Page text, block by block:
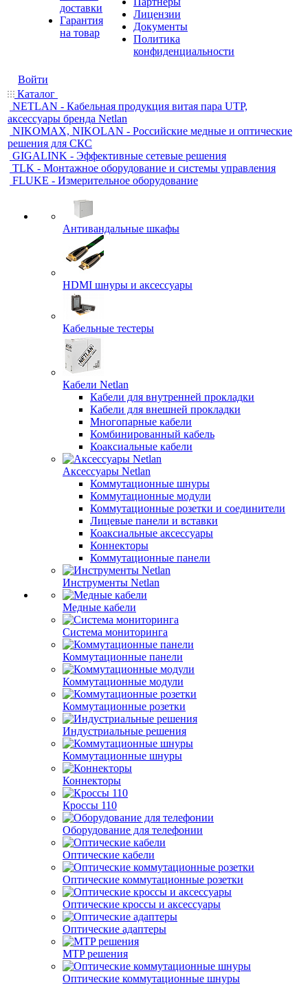
доставки
Гарантия
на товар
Лицензии
Документы
Политика
конфиденциальности
Войти
Каталог
NETLAN - Кабельная продукция витая пара UTP,
аксессуары бренда Netlan
NIKOMAX, NIKOLAN - Российские медные и оптические
решения для СКС
GIGALINK - Эффективные сетевые решения
TLK - Монтажное оборудование и системы управления
FLUKE - Измерительное оборудование
Антивандальные шкафы
HDMI шнуры и аксессуары
Кабельные тестеры
Кабели Netlan
Кабели для внутренней прокладки
Кабели для внешней прокладки
Многопарные кабели
Комбинированный кабель
Коаксиальные кабели
Аксессуары Netlan
Коммутационные шнуры
Коммутационные модули
Коммутационные розетки и соединители
Лицевые панели и вставки
Коаксиальные аксессуары
Коннекторы
Коммутационные панели
Инструменты Netlan
Медные кабели
Система мониторинга
Коммутационные панели
Коммутационные модули
Коммутационные розетки
Индустриальные решения
Коммутационные шнуры
Коннекторы
Кроссы 110
Оборудование для телефонии
Оптические кабели
Оптические коммутационные розетки
Оптические кроссы и аксессуары
Оптические адаптеры
MTP решения
Оптические коммутационные шнуры